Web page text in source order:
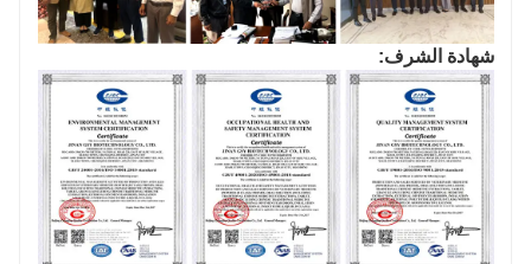
شهادة الشرف: